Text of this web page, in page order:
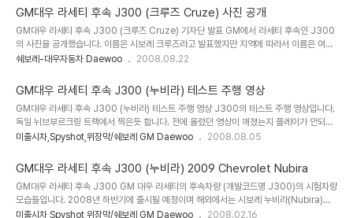
을 둔 기술세계화의 2번째 결과물로 차량 디자인은 이탈리아의 이데
아 IDEA사를 비롯해서 영국의 대우 워딩 테크니컬 센터, 독일 뮌헨 연
구소등 국내외 업체와 인력간의 협업으로 완성되었다. ▲ DWTC (
대우 워딩 테크니컬센터, Daewoo Worthing Technical Center
) 대우 워딩 테크니컬 센터의 전신인 IAD (International
지니어..
GM대우 라세티 후속 J300 (크루즈 Cruze) 사진 공개
GM대우 라세티 후속 J300 (크루즈 Cruze) 기자단 발표 GM에서 라세티 후속인 J300
의 사진을 공개했습니다. 이름은 시보레 크루즈라고 발표했지만 지역에 따라서 이름은 여러
가지로 변경될 수 있으니 한국이나 유럽, 아시아, 호주등에서는 어떤 이름을 달고 출시할지
에 많은 부분을 참여했다고 합니다. 비록 회사는 GM에 속해있지만 앞으로 독일 오펠처럼 생
산과 개발의 중요한 위치를 차지하는 수준까지 올라갔으면 합니다. (크루즈의 수석 디자이너
가 김태완 이라고 써 있습니다. 기아차의 피터 슈라이어 부사장과 그 역할이나 위치를 비교
해봐도 될것 같습니다.) 엔진은 가솔린 직렬 4기통 16밸브 1.6리터 112마력 버전과 1..
쉐보레-대우자동차 Daewoo 2008.08.22
GM대우 라세티 후속 J300 (누비라) 테스트 주행 영상
GM대우 라세티 후속 J300 (누비라) 테스트 주행 영상 J300의 테스트 주행 영상입니다.
독일 뉘브부르크링 트랙에서 찍은듯 합니다. 전에 올렸던 영상이 깨졌는지 플레이가 안되서
새로 올렸습니다. 2008년 가을경에 출시한다고 하는데 어떤 성능을 보일지 궁금합니다. 영
미출시차,Spyshot,위장막/쉐보레 GM Daewoo 2008.08.05
GM대우 라세티 후속 J300 (누비라) 2009 Chevrolet Nubira
GM대우 라세티 후속 J300 GM 대우 라세티의 후속차량 (개발코드명 J300)의 시험차량
모습들입니다. 2008년 하반기에 출시될 예정이며 해외에서는 시보레 누비라(Nubira)라
는 이름으로 판매된다고 합니다. 엔진은 오펠 계열의 1.6-2.0 가솔린 모델, 디젤과 더불어
미출시차,Spyshot,위장막/쉐보레 GM Daewoo 2008.02.16